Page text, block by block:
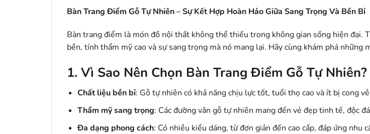
Bàn Trang Điểm Gỗ Tự Nhiên – Sự Kết Hợp Hoàn Hảo Giữa Sang Trọng Và Bền Bỉ
Bàn trang điểm là món đồ nội thất không thể thiếu trong không gian sống hiện đại.
bền, tính thẩm mỹ cao và sự sang trọng mà nó mang lại. Hãy cùng khám phá
1. Vì Sao Nên Chọn Bàn Trang Điểm Gỗ Tự Nhiên?
Chất liệu bền bỉ: Gỗ tự nhiên có khả năng chịu lực tốt, tuổi thọ cao và ít bị cong
Thẩm mỹ sang trọng: Các đường vân gỗ tự nhiên mang đến vẻ đẹp tinh tế, độc
Đa dạng phong cách: Có nhiều kiểu dáng, từ đơn giản đến cao cấp, đáp ứng nhu